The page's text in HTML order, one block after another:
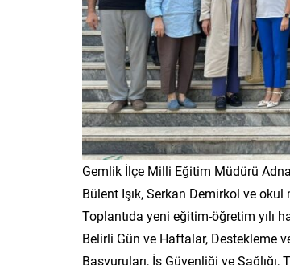
Gemlik İlçe Milli Eğitim Müdürü
Bülent Işık, Serkan Demirkol ve
Toplantıda yeni eğitim-öğretim yılı
Belirli Gün ve Haftalar, Destekleme
Başvuruları, İş Güvenliği ve